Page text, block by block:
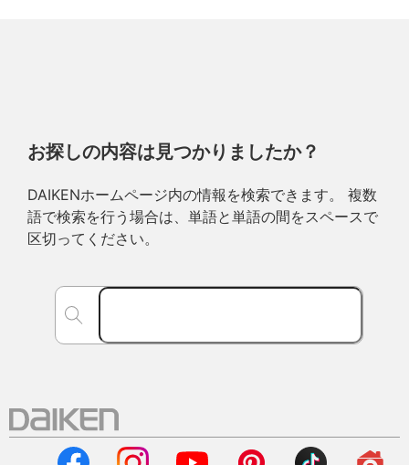
お探しの内容は見つかりましたか？
DAIKENホームページ内の情報を検索できます。 複数
語で検索を行う場合は、単語と単語の間をスペースで
区切ってください。